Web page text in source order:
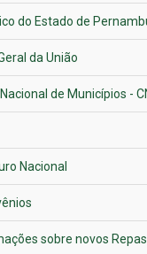
do Estado de
da União
de Municípios -
Nacional
sobre novos